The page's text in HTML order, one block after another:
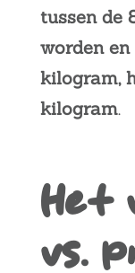
tussen de
worden
kilogram,
kilogram.
Het
vs.